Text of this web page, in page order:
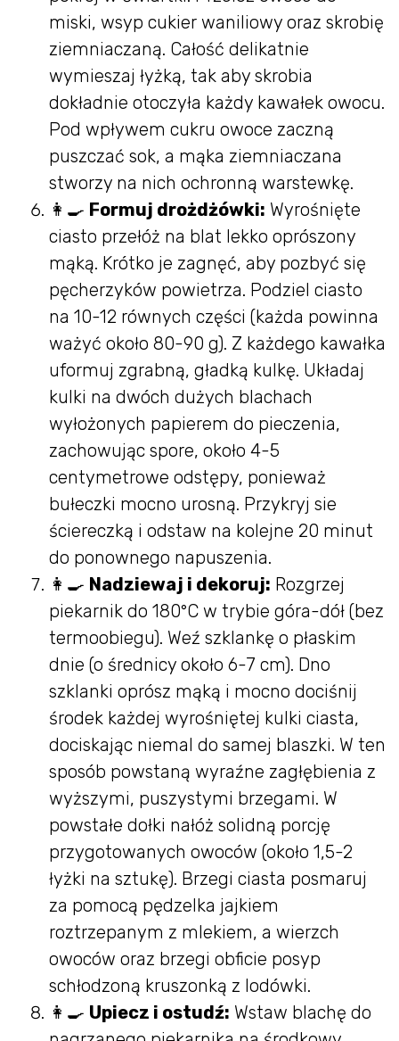
miski, wsyp cukier waniliowy oraz skrobię
ziemniaczaną. Całość delikatnie
wymieszaj łyżką, tak aby skrobia
dokładnie otoczyła każdy kawałek owocu.
Pod wpływem cukru owoce zaczną
puszczać sok, a mąka ziemniaczana
stworzy na nich ochronną warstewkę.
👩‍🍳 Formuj drożdżówki: Wyrośnięte
ciasto przełóż na blat lekko oprószony
mąką. Krótko je zagnęć, aby pozbyć się
pęcherzyków powietrza. Podziel ciasto
na 10-12 równych części (każda powinna
ważyć około 80-90 g). Z każdego kawałka
uformuj zgrabną, gładką kulkę. Układaj
kulki na dwóch dużych blachach
wyłożonych papierem do pieczenia,
zachowując spore, około 4-5
centymetrowe odstępy, ponieważ
bułeczki mocno urosną. Przykryj sie
ściereczką i odstaw na kolejne 20 minut
do ponownego napuszenia.
👩‍🍳 Nadziewaj i dekoruj: Rozgrzej
piekarnik do 180°C w trybie góra-dół (bez
termoobiegu). Weź szklankę o płaskim
dnie (o średnicy około 6-7 cm). Dno
szklanki oprósz mąką i mocno dociśnij
środek każdej wyrośniętej kulki ciasta,
dociskając niemal do samej blaszki. W ten
sposób powstaną wyraźne zagłębienia z
wyższymi, puszystymi brzegami. W
powstałe dołki nałóż solidną porcję
przygotowanych owoców (około 1,5-2
łyżki na sztukę). Brzegi ciasta posmaruj
za pomocą pędzelka jajkiem
roztrzepanym z mlekiem, a wierzch
owoców oraz brzegi obficie posyp
schłodzoną kruszonką z lodówki.
👩‍🍳 Upiecz i ostudź: Wstaw blachę do